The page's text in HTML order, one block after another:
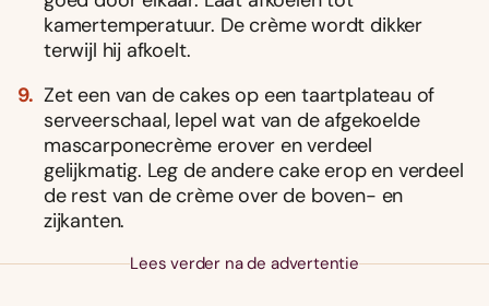
kamertemperatuur. De crème wordt dikker
terwijl hij afkoelt.
Zet een van de cakes op een taartplateau of
serveerschaal, lepel wat van de afgekoelde
mascarponecrème erover en verdeel
gelijkmatig. Leg de andere cake erop en verdeel
de rest van de crème over de boven- en
zijkanten.
Lees verder na de advertentie